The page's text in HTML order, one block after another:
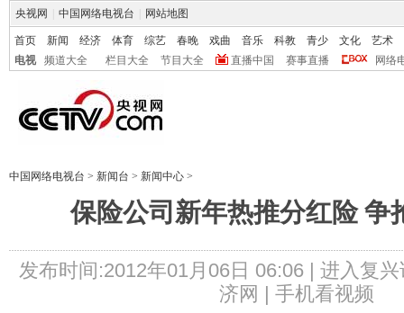
央视网 中国网络电视台 网站地图
首页 新闻 经济 体育 综艺 春晚 戏曲 音乐 科教 青少 文化
艺术
电视
频道大全 栏目大全 节目大全 直播中国 赛事直播 网络
中国网络电视台 > 新闻台 > 新闻中心 >
保险公司新年热推分红险 争
发布时间:2012年01月06日 06:06 | 进入复兴
济网 | 手机看视频